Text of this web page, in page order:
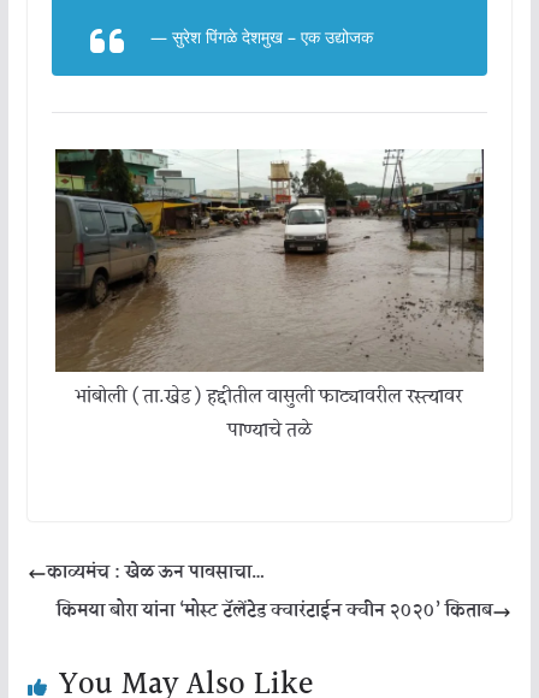
— सुरेश पिंगळे देशमुख – एक उद्योजक
भांबोली ( ता.खेड ) हद्दीतील वासुली फाट्यावरील रस्त्यावर
पाण्याचे तळे
काव्यमंच : खेळ ऊन पावसाचा…
किमया बोरा यांना ‘मोस्ट टॅलेंटेड क्वारंटाईन क्वीन २०२०’ किताब
You May Also Like